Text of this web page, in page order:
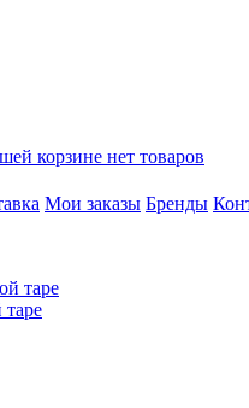
корзине нет товаров
Мои заказы Бренды
таре